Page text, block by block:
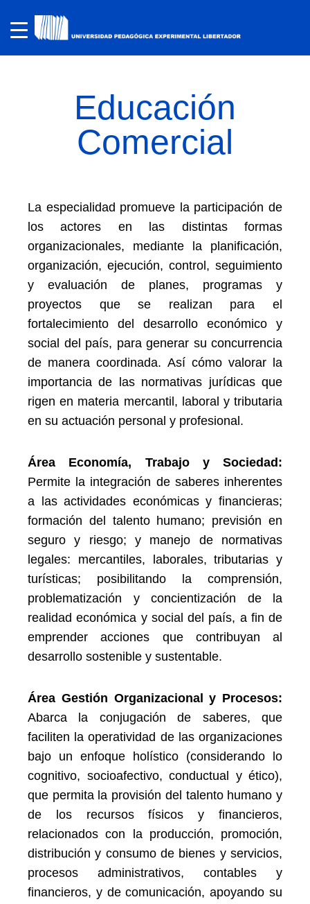
Educación
Comercial
La especialidad promueve la participación de
los actores en las distintas formas
organizacionales, mediante la planificación,
organización, ejecución, control, seguimiento
y evaluación de planes, programas y
proyectos que se realizan para el
fortalecimiento del desarrollo económico y
social del país, para generar su concurrencia
de manera coordinada. Así cómo valorar la
importancia de las normativas jurídicas que
rigen en materia mercantil, laboral y tributaria
en su actuación personal y profesional.
Área Economía, Trabajo y Sociedad:
Permite la integración de saberes inherentes
a las actividades económicas y financieras;
formación del talento humano; previsión en
seguro y riesgo; y manejo de normativas
legales: mercantiles, laborales, tributarias y
turísticas; posibilitando la comprensión,
problematización y concientización de la
realidad económica y social del país, a fin de
emprender acciones que contribuyan al
desarrollo sostenible y sustentable.
Área Gestión Organizacional y Procesos:
Abarca la conjugación de saberes, que
faciliten la operatividad de las organizaciones
bajo un enfoque holístico (considerando lo
cognitivo, socioafectivo, conductual y ético),
que permita la provisión del talento humano y
de los recursos físicos y financieros,
relacionados con la producción, promoción,
distribución y consumo de bienes y servicios,
procesos administrativos, contables y
financieros, y de comunicación, apoyando su